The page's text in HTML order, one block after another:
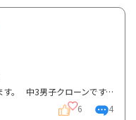
今井先生、宮﨑先生、よろしくお願いします。 中3男子クローンです。発症3年目です。 現在スキリー...
6 4